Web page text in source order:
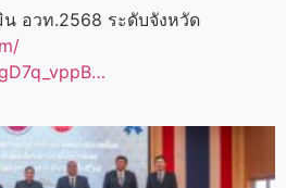
อวท.2568 ระดับจังหวัด